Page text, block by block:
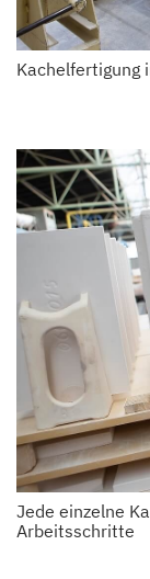
Kachelfertigung
Jede einzelne
Arbeitsschritte